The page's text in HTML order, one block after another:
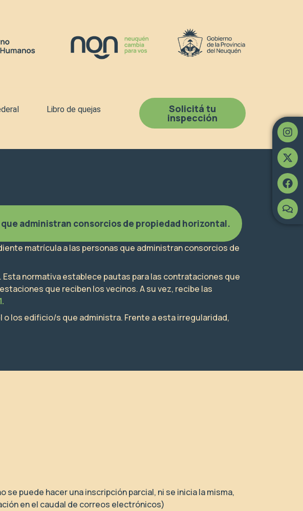
Libro de quejas Solicitá tu
inspección X-
que administran consorcios de propiedad horizontal.
matrícula a las personas que administran consorcios de
normativa establece pautas para las contrataciones que
que reciben los vecinos. A su vez, recibe las
los edificio/s que administra. Frente a esta irregularidad,
se puede hacer una inscripción parcial, ni se inicia la misma,
en el caudal de correos electrónicos)